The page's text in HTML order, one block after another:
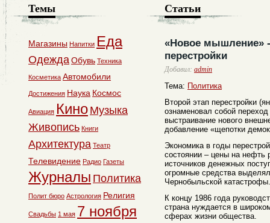
Статьи
«Новое мышление» -
перестройки
Добавил: admin
Тема: Политика
Второй этап перестройки
ознаменовал собой переход
выстраивание нового
добавление «щепотки
Экономика в годы
состоянии – цены на нефть
источников денежных
огромные средства
Чернобыльской катастрофы.
К концу 1986 года
страна нуждается в
сферах жизни общества.
Темы
Магазины Напитки Еда
ОдеждаОбувь Техника
Косметика Автомобили
Достижения Наука Космос
Авиация Кино Музыка
Живопись Книги
Архитектура Театр
Телевидение Радио Газеты
Журналы Политика
Полит бюро Астрология Религия
Свадьбы 1 мая 7 ноября